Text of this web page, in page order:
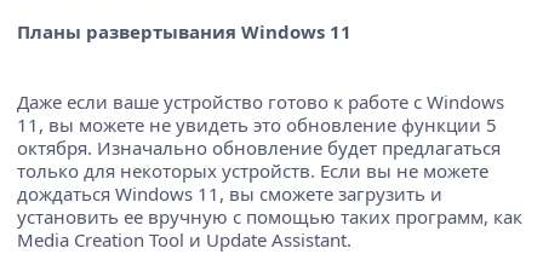
Планы развертывания Windows 11
Даже если ваше устройство готово к работе с Windows
11, вы можете не увидеть это обновление функции 5
октября. Изначально обновление будет предлагаться
только для некоторых устройств. Если вы не можете
дождаться Windows 11, вы сможете загрузить и
установить ее вручную с помощью таких программ, как
Media Creation Tool и Update Assistant.